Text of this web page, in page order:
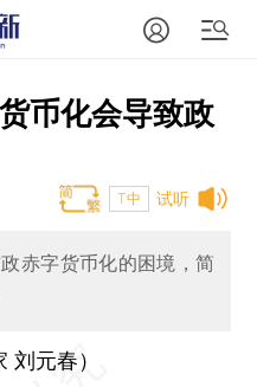
币化会导致政
试听
T中
赤字货币化的困境，简
刘元春）